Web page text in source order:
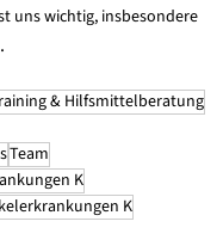
uns wichtig, insbesondere
.
& Hilfsmittelberatung
Team
K
K